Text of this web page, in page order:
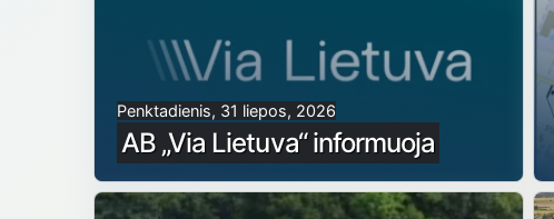
Penktadienis, 31 liepos, 2026
AB „Via Lietuva“ informuoja